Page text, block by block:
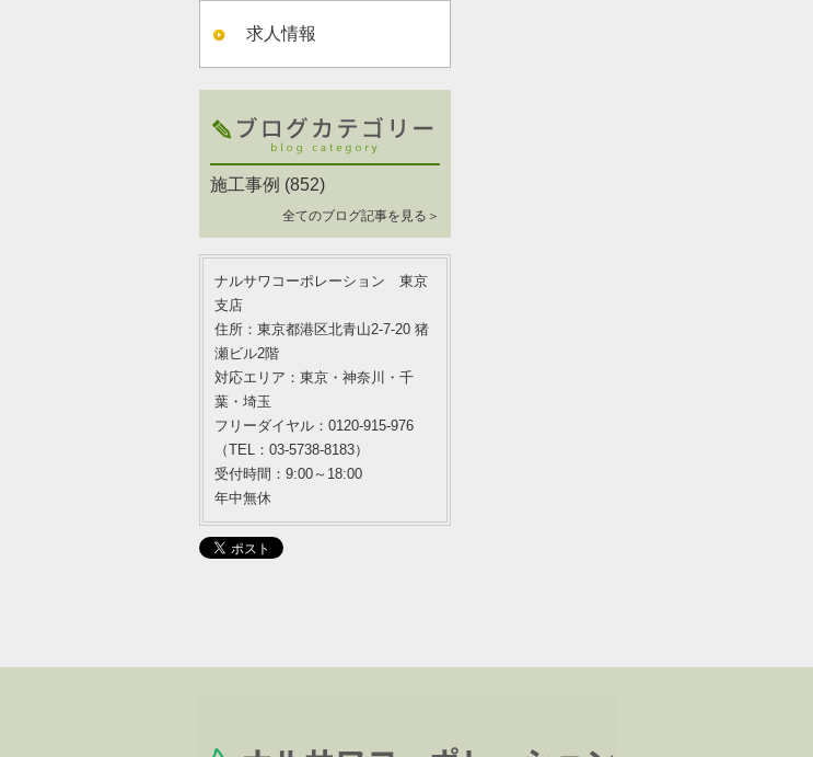
求人情報
施工事例 (852)
全てのブログ記事を見る＞
ナルサワコーポレーション 東京
支店
住所：東京都港区北青山2-7-20 猪
瀬ビル2階
対応エリア：東京・神奈川・千
葉・埼玉
フリーダイヤル：0120-915-976
（TEL：03-5738-8183）
受付時間：9:00～18:00
年中無休